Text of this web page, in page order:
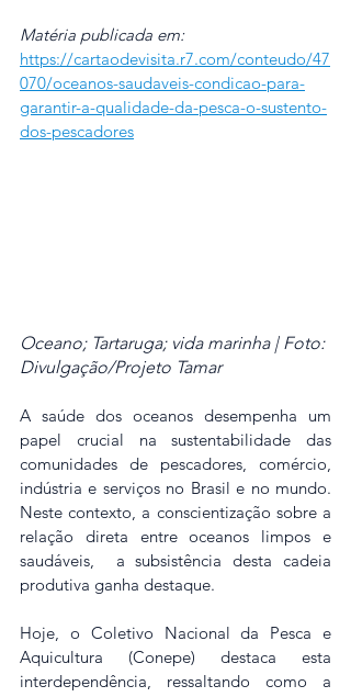
Matéria publicada em:
https://cartaodevisita.r7.com/conteudo/47
070/oceanos-saudaveis-condicao-para-
garantir-a-qualidade-da-pesca-o-sustento-
dos-pescadores
Oceano; Tartaruga; vida marinha | Foto:
Divulgação/Projeto Tamar
A saúde dos oceanos desempenha um
papel crucial na sustentabilidade das
comunidades de pescadores, comércio,
indústria e serviços no Brasil e no mundo.
Neste contexto, a conscientização sobre a
relação direta entre oceanos limpos e
saudáveis,  a subsistência desta cadeia
produtiva ganha destaque.
Hoje, o Coletivo Nacional da Pesca e
Aquicultura (Conepe) destaca esta
interdependência, ressaltando como a